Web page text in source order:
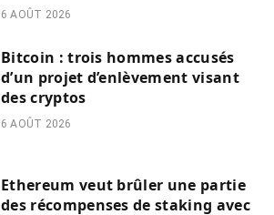
6 AOÛT 2026
Bitcoin : trois hommes accusés
d’un projet d’enlèvement visant
des cryptos
6 AOÛT 2026
Ethereum veut brûler une partie
des récompenses de staking avec